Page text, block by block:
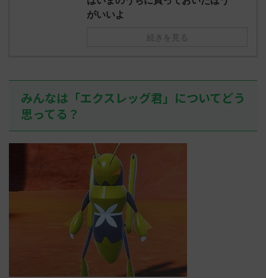
がいいよ
続きを見る
みんなは「エクスレッグ君」についてどう
思ってる？